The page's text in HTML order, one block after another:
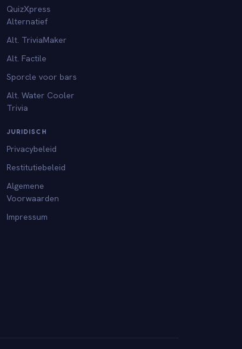
QuizXpress
Alternatief
Alt. TriviaMaker
Alt. Factile
Sporcle voor bars
Alt. Water Cooler
Trivia
JURIDISCH
Privacybeleid
Restitutiebeleid
Algemene
Voorwaarden
Impressum